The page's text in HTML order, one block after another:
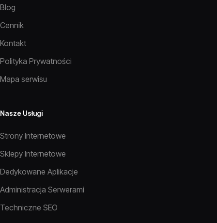
Blog
Cennik
Kontakt
Polityka Prywatności
Mapa serwisu
Nasze Usługi
Strony Internetowe
Sklepy Internetowe
Dedykowane Aplikacje
Administracja Serwerami
Techniczne SEO